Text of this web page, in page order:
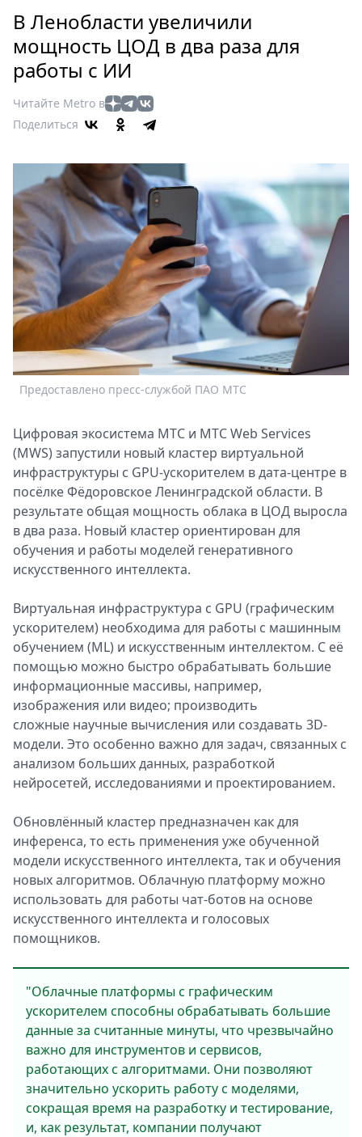
Россия
Мир
Здоровье
Туризм
Мода
Театр
Кино
Афиша
Книги
Выставки
Пресс-
релизы
О
Metro
Стримы
Спецпроекты
Звезды
2026
Скачай
Metro
В Ленобласти увеличили
мощность ЦОД в два раза для
работы с ИИ
Читайте Metro в
Поделиться
Предоставлено пресс-службой ПАО МТС
Цифровая экосистема МТС и МТС Web Services
(MWS) запустили новый кластер виртуальной
инфраструктуры с GPU-ускорителем в дата-центре в
посёлке Фёдоровское Ленинградской области. В
результате общая мощность облака в ЦОД выросла
в два раза. Новый кластер ориентирован для
обучения и работы моделей генеративного
искусственного интеллекта.
Виртуальная инфраструктура с GPU (графическим
ускорителем) необходима для работы с машинным
обучением (ML) и искусственным интеллектом. С её
помощью можно быстро обрабатывать большие
информационные массивы, например,
изображения или видео; производить
сложные научные вычисления или создавать 3D-
модели. Это особенно важно для задач, связанных с
анализом больших данных, разработкой
нейросетей, исследованиями и проектированием.
Обновлённый кластер предназначен как для
инференса, то есть применения уже обученной
модели искусственного интеллекта, так и обучения
новых алгоритмов. Облачную платформу можно
использовать для работы чат-ботов на основе
искусственного интеллекта и голосовых
помощников.
"Облачные платформы с графическим
ускорителем способны обрабатывать большие
данные за считанные минуты, что чрезвычайно
важно для инструментов и сервисов,
работающих с алгоритмами. Они позволяют
значительно ускорить работу с моделями,
сокращая время на разработку и тестирование,
и, как результат, компании получают